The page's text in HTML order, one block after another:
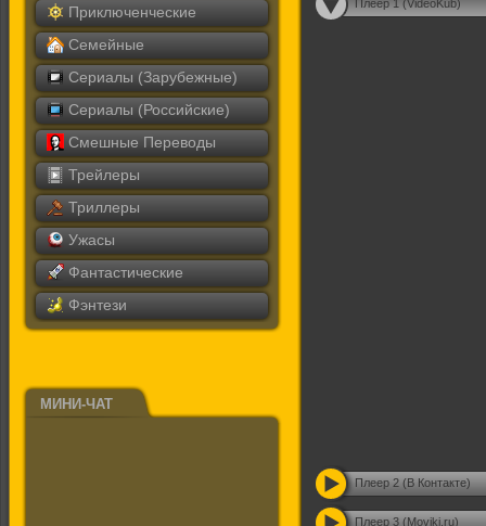
Приключенческие
Семейные
Сериалы (Зарубежные)
Сериалы (Российские)
Смешные Переводы
Трейлеры
Триллеры
Ужасы
Фантастические
Фэнтези
МИНИ-ЧАТ
Плеер 1 (VideoKub)
Плеер 2 (В Контакте)
Плеер 3 (Moviki.ru)